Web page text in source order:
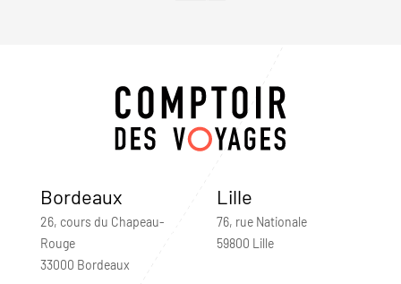
Bordeaux
26, cours du Chapeau-
Rouge
33000 Bordeaux
Lille
76, rue Nationale
59800 Lille